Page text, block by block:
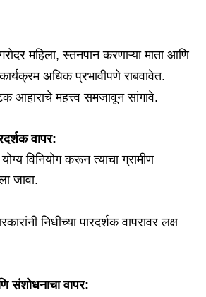
महिला, स्तनपान करणाऱ्या माता आणि
अधिक प्रभावीपणे राबवावेत.
आहाराचे महत्त्व समजावून सांगावे.
वापर:
विनियोग करून त्याचा ग्रामीण
जावा.
निधीच्या पारदर्शक वापरावर लक्ष
संशोधनाचा वापर: